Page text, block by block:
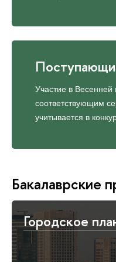
Участие в Весенней
соответствующим
учитывается в
Бакалаврские
Городское